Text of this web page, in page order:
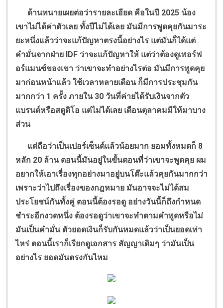
ด้านทนายเผยต่อว่ารายละเอียด คือในปี 2025 น้อง
เขาไม่ได้ค่าตัวเลย ทั้งปีไม่ได้เลย มันมีการพูดคุยกันมาระ
ยะหนึ่งแล้วว่าจะแก้ปัญหาตรงนี้อย่างไร แต่มันก็ได้แต่
คำมั่นจากฝ่าย IDF ว่าจะแก้ปัญหาให้ แต่ว่าต้องดูเพอร์ฟ
อร์แมนซ์ของเขา ว่าเขาจะทำอย่างไรต่อ มันมีการพูดคุย
มาก่อนหน้าแล้ว ใช้เวลาหลายเดือน ก็มีการประชุมกัน
มากกว่า 1 ครั้ง ภายใน 30 วันที่ค่ายได้รับเงินจากตัว
แบรนด์หรือสตูดิโอ แต่ไม่ได้เลย เดือนตุลาคมมีให้มาบาง
ส่วน
แต่ถือว่าเป็นเปอร์เซ็นต์แล้วน้อยมาก ยอมทั้งหมดก็ 8
หลัก 20 ล้าน ตอนนี้มันอยู่ในขั้นตอนที่ว่าเขาจะพูดคุย ผม
อยากให้เอาเรื่องทุกอย่างมาอยู่บนโต๊ะแล้วคุยกันมากกว่า
เพราะว่าไปถึงเรื่องของกฎหมาย มันอาจจะไม่ได้สม
ประโยชน์กันทั้งคู่ ตอนนี้ต้องรอดู อย่างวันนี้ก็ถึงกำหนด
ชำระอีกงวดหนึ่ง ต้องรอดูว่าเขาจะทำตามคำพูดหรือไม่
มันเป็นคำมั่น ตัวยอดเงินก็รับกันหมดแล้วว่าเป็นยอดเท่า
ไหร่ ตอนนี้เราก็เรียกดูเอกสาร สัญญาเดิมๆ ว่ามันเป็น
อย่างไร ยอดมันตรงกันไหม